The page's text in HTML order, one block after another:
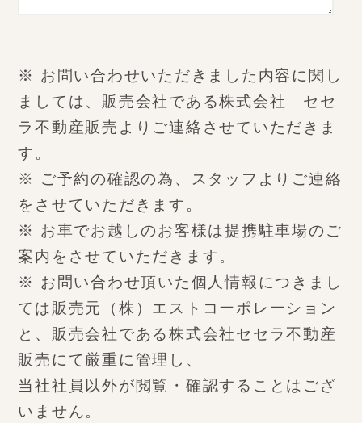
※ お問い合わせいただきました内容に関し
ましては、販売会社である株式会社 セセ
ラ不動産販売よりご連絡させていただきま
す。
※ ご予約の確認の為、スタッフよりご連絡
をさせていただきます。
※ お車でお越しのお客様は提携駐車場のご
案内をさせていただきます。
※ お問い合わせ頂いた個人情報につきまし
ては販売元（株）エストコーポレーション
と、販売会社である株式会社セセラ不動産
販売にて厳重に管理し、
当社社員以外が閲覧・確認することはござ
いません。